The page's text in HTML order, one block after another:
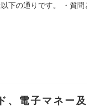
下の通りです。 ・質問
、電子マネー